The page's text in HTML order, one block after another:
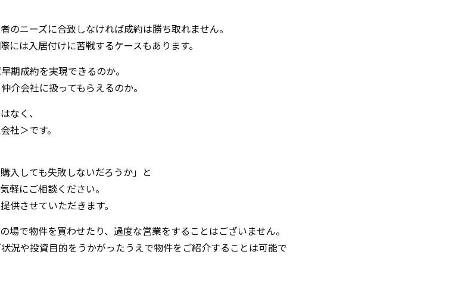
のニーズに合致しなければ成約は勝ち取れません。
は入居付けに苦戦するケースもあります。
期成約を実現できるのか。
介会社に扱ってもらえるのか。
なく、
社＞です。
入しても失敗しないだろうか」と
軽にご相談ください。
供させていただきます。
で物件を買わせたり、過度な営業をすることはございません。
況や投資目的をうかがったうえで物件をご紹介することは可能で